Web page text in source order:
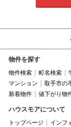
物件を探す
物件検索 町名検索
マンション
取手市の
新着物件
値下がり物
ハウスモアについて
トップページ インフ